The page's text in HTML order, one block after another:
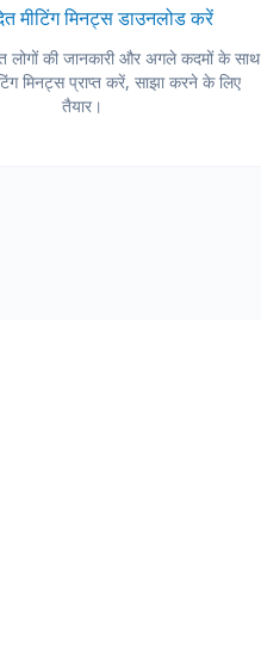
मीटिंग मिनट्स डाउनलोड करें
लोगों की जानकारी और अगले कदमों के साथ
मिनट्स प्राप्त करें, साझा करने के लिए
तैयार।